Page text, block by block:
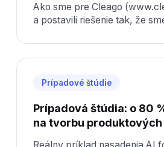
Ako sme pre Cleago
a postavili riešenie tak, že
Prípadové štúdie
Prípadová štúdia: o 80
na tvorbu
Reálny príklad nasadenia AI